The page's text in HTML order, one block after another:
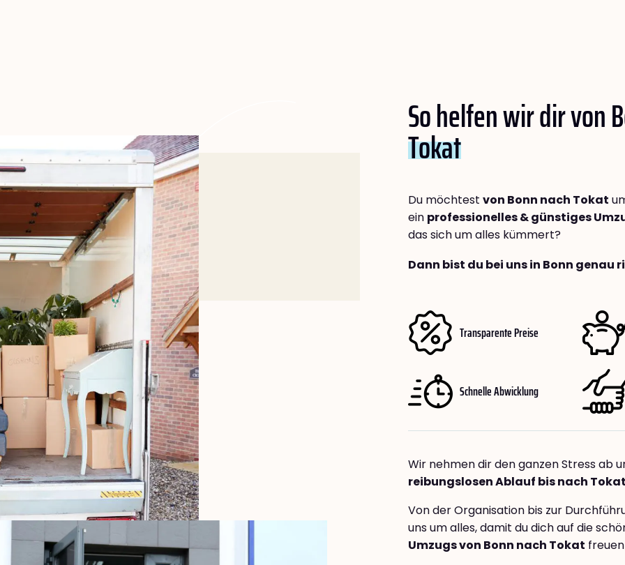
So helfen wir dir von
Tokat
Du möchtest von Bonn nach Tokat
ein professionelles & günstiges
das sich um alles kümmert?
Dann bist du bei uns in Bonn genau
Transparente Preise
Schnelle Abwicklung
Wir nehmen dir den ganzen Stress ab
reibungslosen Ablauf bis nach
Von der Organisation bis zur
uns um alles, damit du dich auf die
Umzugs von Bonn nach Tokat